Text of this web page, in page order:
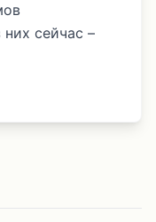
сейчас –